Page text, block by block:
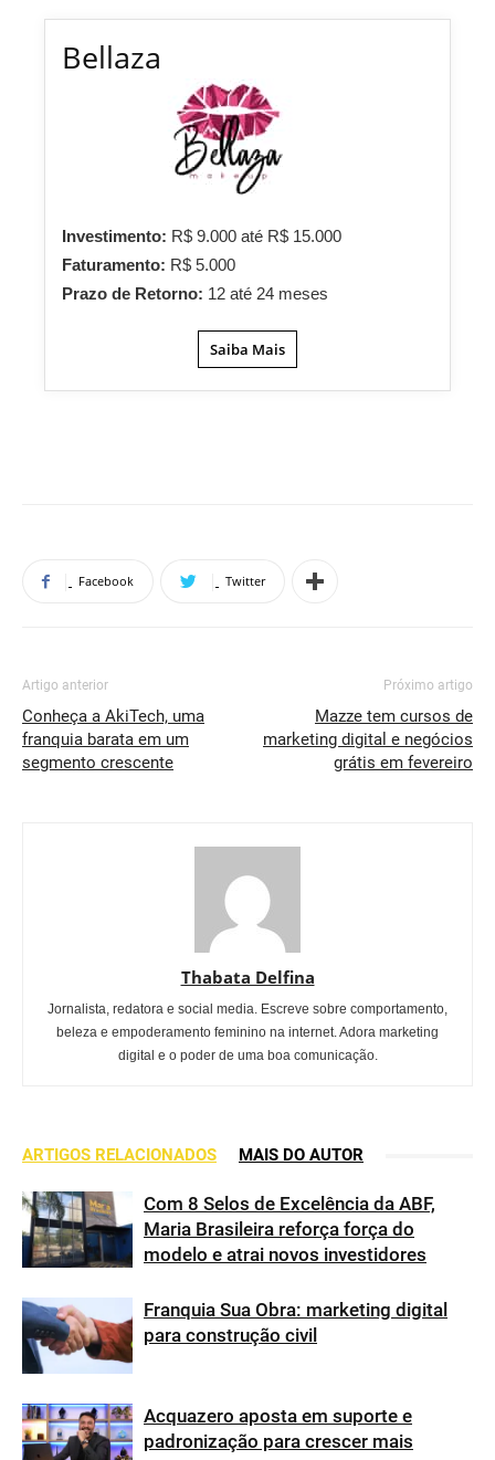
Bellaza
Investimento: R$ 9.000 até R$ 15.000
Faturamento: R$ 5.000
Prazo de Retorno: 12 até 24 meses
Saiba Mais
Facebook Twitter
Artigo anterior
Conheça a AkiTech, uma
franquia barata em um
segmento crescente
Próximo artigo
Mazze tem cursos de
marketing digital e negócios
grátis em fevereiro
Thabata Delfina
Jornalista, redatora e social media. Escreve sobre comportamento,
beleza e empoderamento feminino na internet. Adora marketing
digital e o poder de uma boa comunicação.
ARTIGOS RELACIONADOS MAIS DO AUTOR
Com 8 Selos de Excelência da ABF,
Maria Brasileira reforça força do
modelo e atrai novos investidores
Franquia Sua Obra: marketing digital
para construção civil
Acquazero aposta em suporte e
padronização para crescer mais